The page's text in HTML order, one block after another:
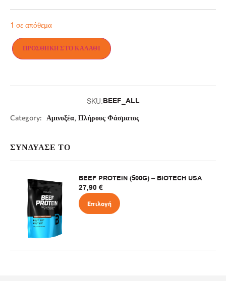
1 σε απόθεμα
ΠΡΟΣΘΉΚΗ ΣΤΟ ΚΑΛΆΘΙ
SKU:BEEF_ALL
Category: Αμινοξέα, Πλήρους Φάσματος
ΣΥΝΔΥΑΣΕ ΤΟ
BEEF PROTEIN (500G) – BIOTECH USA
27,90 €
Επιλογή